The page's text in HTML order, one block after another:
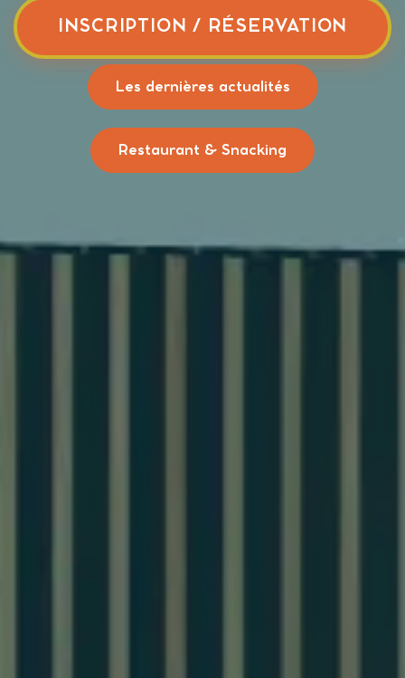
INSCRIPTION / RÉSERVATION
Les dernières actualités
Restaurant & Snacking